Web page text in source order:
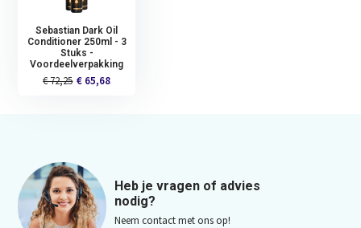
Sebastian Dark Oil
Conditioner 250ml - 3
Stuks -
Voordeelverpakking
€ 72,25 € 65,68
Heb je vragen of advies
nodig?
Neem contact met ons op!